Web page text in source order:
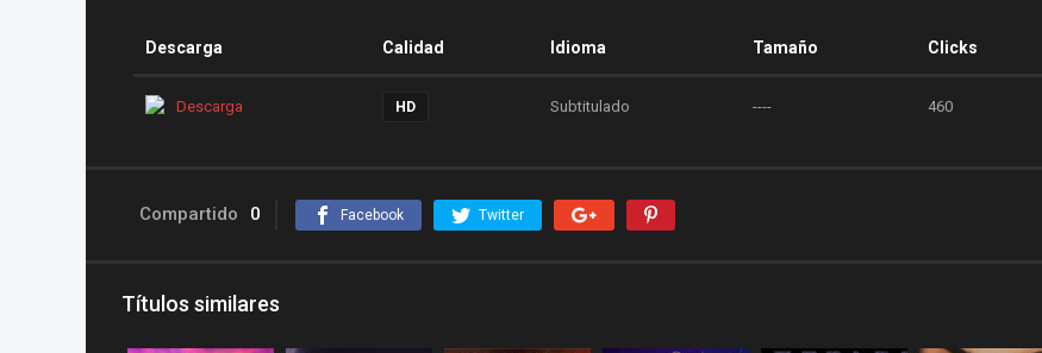
Descarga Calidad Idioma Tamaño Clicks
Descarga HD Subtitulado ---- 460
Compartido 0 Facebook Twitter
Títulos similares